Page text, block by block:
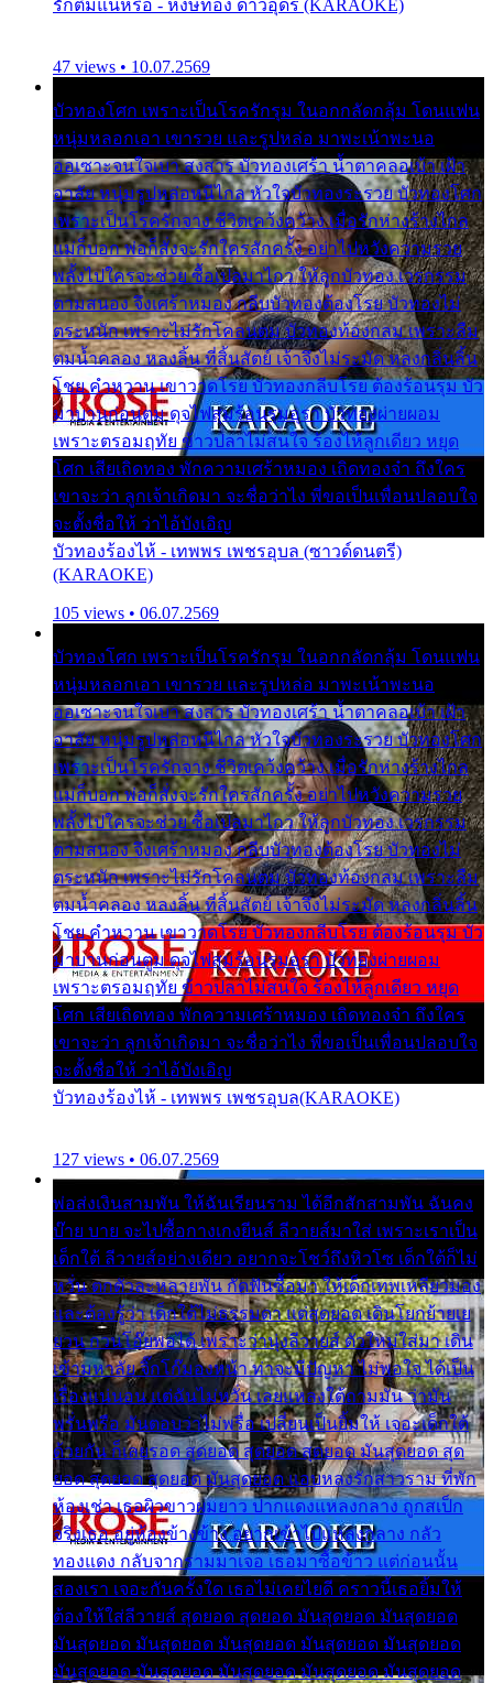
รักติ๋มแน่หรือ - หงษ์ทอง ดาวอุดร (KARAOKE)
47 views • 10.07.2569
บัวทองโศก เพราะเป็นโรครักรุม ในอกกลัดกลุ้ม โดนแฟน
หนุ่มหลอกเอา เขารวย และรูปหล่อ มาพะเน้าพะนอ
ออเซาะจนใจเบา สงสาร บัวทองเศร้า น้ำตาคลอเบ้า เฝ้า
อาลัย หนุ่มรูปหล่อหนีไกล หัวใจบัวทองระรวย บัวทองโศก
เพราะเป็นโรครักจาง ชีวิตเคว้งคว้าง เมื่อรักห่างร้างไกล
แม่ก็บอก พ่อก็สั่งจะรักใครสักครั้ง อย่าไปหวังความรวย
พลั้งไปใครจะช่วย ซื้อเปลมาไกว ให้ลูกบัวทอง เวรกรรม
ตามสนอง จึงเศร้าหมอง กลีบบัวทองต้องโรย บัวทองไม่
ตระหนัก เพราะไม่รักโคลนตม บัวทองท้องกลม เพราะลืม
ตมน้ำคลอง หลงลิ้น ที่สิ้นสัตย์ เจ้าจึงไม่ระมัด หลงกลิ่นลิ้น
โชย คำหวาน เขาวาดโรย บัวทองกลีบโรย ต้องร้อนรุม บัว
มาบานก่อนตูม ดุจไฟสุมร้อนรุมอุรา บัวทองผ่ายผอม
เพราะตรอมฤทัย ข้าวปลาไม่สนใจ ร้องไห้ลูกเดียว หยุด
โศก เสียเถิดทอง พักความเศร้าหมอง เถิดทองจ๋า ถึงใคร
เขาจะว่า ลูกเจ้าเกิดมา จะชื่อว่าไง พี่ขอเป็นเพื่อนปลอบใจ
จะตั้งชื่อให้ ว่าไอ้บังเอิญ
บัวทองร้องไห้ - เทพพร เพชรอุบล (ซาวด์ดนตรี)
(KARAOKE)
105 views • 06.07.2569
บัวทองโศก เพราะเป็นโรครักรุม ในอกกลัดกลุ้ม โดนแฟน
หนุ่มหลอกเอา เขารวย และรูปหล่อ มาพะเน้าพะนอ
ออเซาะจนใจเบา สงสาร บัวทองเศร้า น้ำตาคลอเบ้า เฝ้า
อาลัย หนุ่มรูปหล่อหนีไกล หัวใจบัวทองระรวย บัวทองโศก
เพราะเป็นโรครักจาง ชีวิตเคว้งคว้าง เมื่อรักห่างร้างไกล
แม่ก็บอก พ่อก็สั่งจะรักใครสักครั้ง อย่าไปหวังความรวย
พลั้งไปใครจะช่วย ซื้อเปลมาไกว ให้ลูกบัวทอง เวรกรรม
ตามสนอง จึงเศร้าหมอง กลีบบัวทองต้องโรย บัวทองไม่
ตระหนัก เพราะไม่รักโคลนตม บัวทองท้องกลม เพราะลืม
ตมน้ำคลอง หลงลิ้น ที่สิ้นสัตย์ เจ้าจึงไม่ระมัด หลงกลิ่นลิ้น
โชย คำหวาน เขาวาดโรย บัวทองกลีบโรย ต้องร้อนรุม บัว
มาบานก่อนตูม ดุจไฟสุมร้อนรุมอุรา บัวทองผ่ายผอม
เพราะตรอมฤทัย ข้าวปลาไม่สนใจ ร้องไห้ลูกเดียว หยุด
โศก เสียเถิดทอง พักความเศร้าหมอง เถิดทองจ๋า ถึงใคร
เขาจะว่า ลูกเจ้าเกิดมา จะชื่อว่าไง พี่ขอเป็นเพื่อนปลอบใจ
จะตั้งชื่อให้ ว่าไอ้บังเอิญ
บัวทองร้องไห้ - เทพพร เพชรอุบล(KARAOKE)
127 views • 06.07.2569
พ่อส่งเงินสามพัน ให้ฉันเรียนราม ได้อีกสักสามพัน ฉันคง
บ๊าย บาย จะไปซื้อกางเกงยีนส์ ลีวายส์มาใส่ เพราะเราเป็น
เด็กใต้ ลีวายส์อย่างเดียว อยากจะโชว์ถึงหิวโซ เด็กใต้ก็ไม่
หวั่น ตกตัวละหลายพัน กัดฟันซื้อมา ให้เด็กเทพเหลียวมอง
และต้องรู้ว่า เด็กใต้ไม่ธรรมดา แต่สุดยอด เดินโยกย้ายเย
ยวน กวนโอ๊ยพอได้ เพราะว่านุ่งลีวายส์ ตัวใหม่ใส่มา เดิน
เข้ามหาลัย จิ๊กโก๊มองหน้า ท่าจะมีปัญหา ไม่พอใจ ได้เป็น
เรื่องแน่นอน แต่ฉันไม่หวั่น เลยแหลงใต้ถามมัน ว่ามัน
พรั่นพรือ มันตอบว่าไม่พรื่อ เปลี่ยนเป็นยิ้มให้ เจอะเด็กใต้
ด้วยกัน ก็เลยรอด สุดยอด สุดยอด สุดยอด มันสุดยอด สุด
ยอด สุดยอด สุดยอด มันสุดยอด แอบหลงรักสาวราม ที่พัก
ห้องเช่า เธอผิวขาวผมยาว ปากแดงแหลงกลาง ถูกสเป็ก
จริงเธอ อยู่ห้องข้างข้าง อยากเข้าไปแหลงกลาง กลัว
ทองแดง กลับจากรามมาเจอ เธอมาซื้อข้าว แต่ก่อนนั้น
สองเรา เจอะกันครั้งใด เธอไม่เคยไยดี คราวนี้เธอยิ้มให้
ต้องให้ใส่ลีวายส์ สุดยอด สุดยอด มันสุดยอด มันสุดยอด
มันสุดยอด มันสุดยอด มันสุดยอด มันสุดยอด มันสุดยอด
มันสุดยอด มันสุดยอด มันสุดยอด มันสุดยอด มันสุดยอด